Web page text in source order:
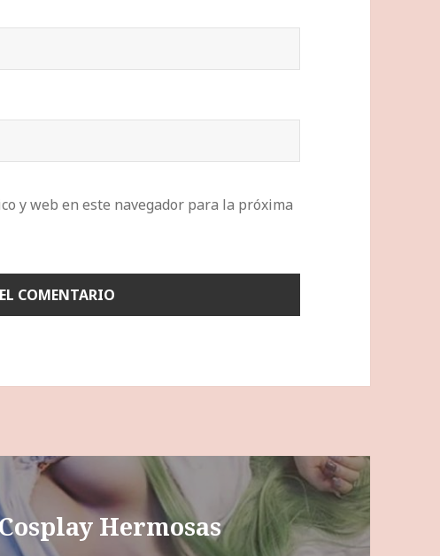
y web en este navegador para la próxima
Hermosas